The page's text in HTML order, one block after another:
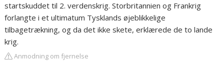
startskuddet til 2. verdenskrig. Storbritannien og Frankrig
forlangte i et ultimatum Tysklands øjeblikkelige
tilbagetrækning, og da det ikke skete, erklærede de to lande
krig.
Anmodning om fjernelse